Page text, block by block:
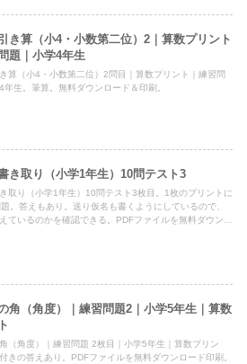
き算（小4・小数第二位）2｜算数プリント
題｜小学4年生
算（小4・小数第二位）2問目｜算数プリント｜練習問
年生。筆算。無料ダウンロード＆印刷。
き取り（小学1年生）10問テスト3
取り（小学1年生）10問テスト3枚目。1枚のプリントに
。答えもあり。送り仮名も書くようにしているので、
ているのかを確認できる。PDFファイルを無料ダウンロ
角（角度）｜練習問題2｜小学5年生｜算数
（角度）｜練習問題 2枚目｜小学5年生｜算数プリン
きの答えあり。PDFファイルを無料ダウンロード印刷。